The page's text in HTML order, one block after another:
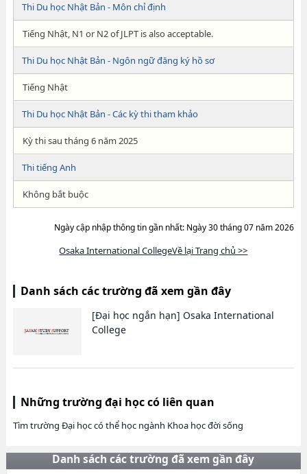
Thi Du học Nhật Bản - Môn chỉ định
Tiếng Nhật, N1 or N2 of JLPT is also acceptable.
Thi Du học Nhật Bản - Ngôn ngữ đăng ký hồ sơ
Tiếng Nhật
Thi Du học Nhật Bản - Các kỳ thi tham khảo
Kỳ thi sau tháng 6 năm 2025
Thi tiếng Anh
Không bắt buộc
Ngày cập nhập thông tin gần nhất: Ngày 30 tháng 07 năm 2026
Osaka International CollegeVề lại Trang chủ >>
Danh sách các trường đã xem gần đây
[Đại học ngắn hạn] Osaka International
College
Những trường đại học có liên quan
Tìm trường Đại học có thể học ngành Khoa học đời sống
Danh sách các trường đã xem gần đây